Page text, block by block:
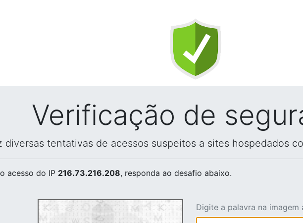
Verificação de
diversas tentativas de acessos suspeitos a sites hospedados
acesso do IP 216.73.216.208, responda ao desafio abaixo.
Digite a palavra na